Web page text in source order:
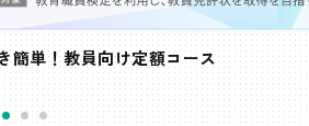
簡単！教員向け定額コース